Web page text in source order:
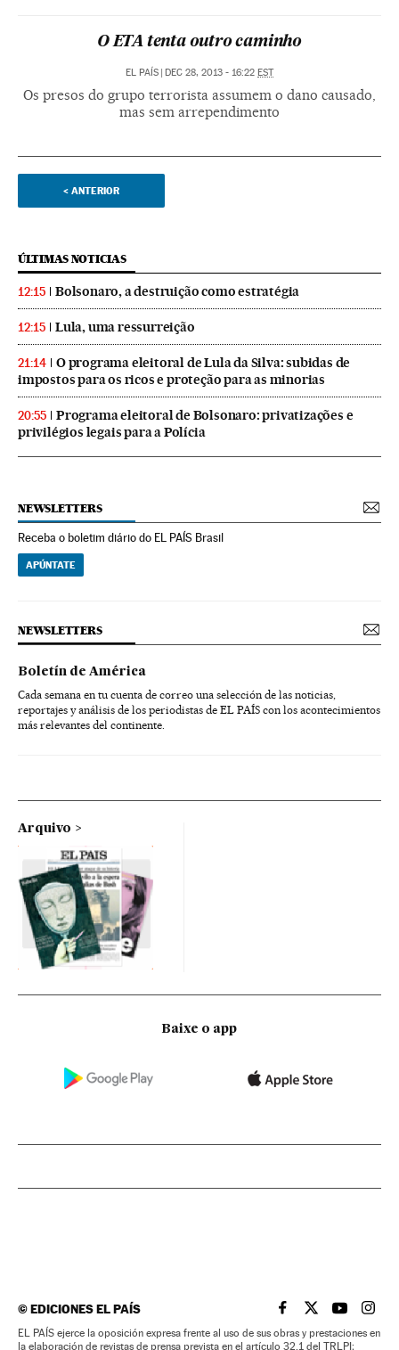
O ETA tenta outro caminho
EL PAÍS | DEC 28, 2013 - 16:22 EST
Os presos do grupo terrorista assumem o dano causado,
mas sem arrependimento
< ANTERIOR
ÚLTIMAS NOTICIAS
12:15 Bolsonaro, a destruição como estratégia
12:15 Lula, uma ressurreição
21:14
O programa eleitoral de Lula da Silva: subidas de
impostos para os ricos e proteção para as minorias
20:55
Programa eleitoral de Bolsonaro: privatizações e
privilégios legais para a Polícia
NEWSLETTERS
Receba o boletim diário do EL PAÍS Brasil
APÚNTATE
NEWSLETTERS
Boletín de América
Cada semana en tu cuenta de correo una selección de las noticias,
reportajes y análisis de los periodistas de EL PAÍS con los acontecimientos
más relevantes del continente.
Arquivo
Baixe o app
©EDICIONES EL PAÍS EL PAÍS BRASIL EN
EL PAÍSEL PAÍS
EL
EL PAÍS ejerce la oposición expresa frente al uso de sus obras y prestaciones en
la elaboración de revistas de prensa prevista en el artículo 32.1 del TRLPI;